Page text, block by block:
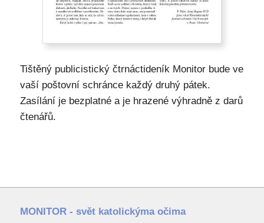
Tištěný publicistický čtrnáctideník Monitor bude ve
vaší poštovní schránce každý druhý pátek.
Zasílání je bezplatné a je hrazené výhradně z darů
čtenářů.
MONITOR - svět katolickýma očima